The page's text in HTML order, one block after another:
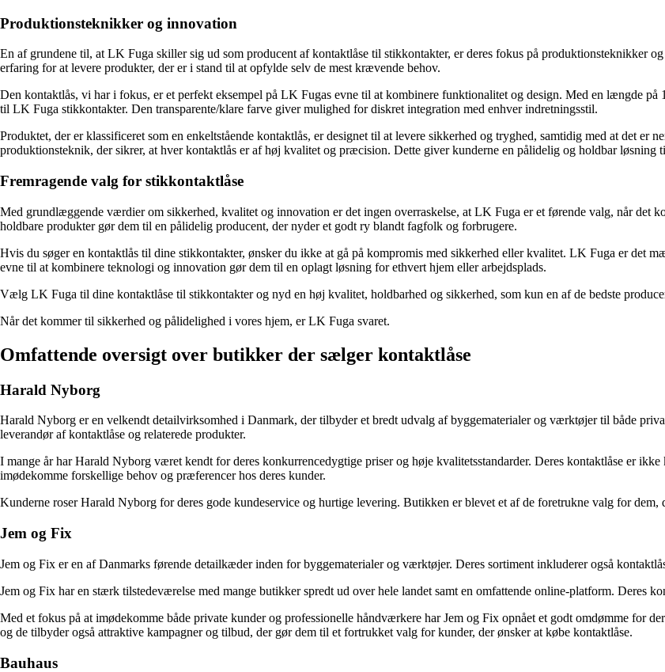
Produktionsteknikker og innovation
En af grundene til, at LK Fuga skiller sig ud som producent af kontaktlåse til stikkontakter, er deres fokus på produktionsteknikker
erfaring for at levere produkter, der er i stand til at opfylde selv de mest krævende behov.
Den kontaktlås, vi har i fokus, er et perfekt eksempel på LK Fugas evne til at kombinere funktionalitet og design. Med en længde på
til LK Fuga stikkontakter. Den transparente/klare farve giver mulighed for diskret integration med enhver indretningsstil.
Produktet, der er klassificeret som en enkeltstående kontaktlås, er designet til at levere sikkerhed og tryghed, samtidig med at det er
produktionsteknik, der sikrer, at hver kontaktlås er af høj kvalitet og præcision. Dette giver kunderne en pålidelig og holdbar løsning
Fremragende valg for stikkontaktlåse
Med grundlæggende værdier om sikkerhed, kvalitet og innovation er det ingen overraskelse, at LK Fuga er et førende valg, når det
holdbare produkter gør dem til en pålidelig producent, der nyder et godt ry blandt fagfolk og forbrugere.
Hvis du søger en kontaktlås til dine stikkontakter, ønsker du ikke at gå på kompromis med sikkerhed eller kvalitet. LK Fuga er det
evne til at kombinere teknologi og innovation gør dem til en oplagt løsning for ethvert hjem eller arbejdsplads.
Vælg LK Fuga til dine kontaktlåse til stikkontakter og nyd en høj kvalitet, holdbarhed og sikkerhed, som kun en af de bedste
Når det kommer til sikkerhed og pålidelighed i vores hjem, er LK Fuga svaret.
Omfattende oversigt over butikker der sælger kontaktlåse
Harald Nyborg
Harald Nyborg er en velkendt detailvirksomhed i Danmark, der tilbyder et bredt udvalg af byggematerialer og værktøjer til både
leverandør af kontaktlåse og relaterede produkter.
I mange år har Harald Nyborg været kendt for deres konkurrencedygtige priser og høje kvalitetsstandarder. Deres kontaktlåse er
imødekomme forskellige behov og præferencer hos deres kunder.
Kunderne roser Harald Nyborg for deres gode kundeservice og hurtige levering. Butikken er blevet et af de foretrukne valg for
Jem og Fix
Jem og Fix er en af Danmarks førende detailkæder inden for byggematerialer og værktøjer. Deres sortiment inkluderer også
Jem og Fix har en stærk tilstedeværelse med mange butikker spredt ud over hele landet samt en omfattende online-platform. Deres
Med et fokus på at imødekomme både private kunder og professionelle håndværkere har Jem og Fix opnået et godt omdømme for
og de tilbyder også attraktive kampagner og tilbud, der gør dem til et fortrukket valg for kunder, der ønsker at købe kontaktlåse.
Bauhaus